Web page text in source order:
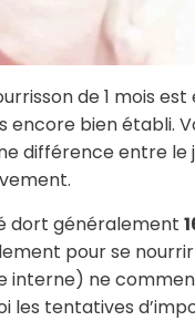
de 1 mois
encore bien établi.
différence entre le
dort généralement
pour se nourrir
interne) ne
les tentatives